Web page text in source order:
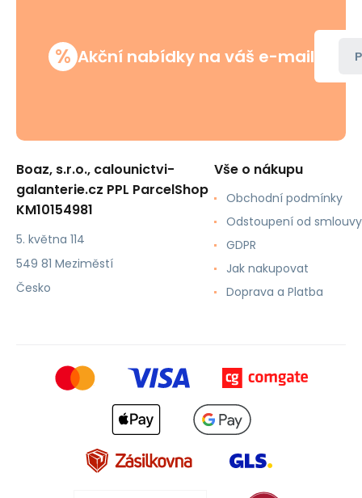
% Akční nabídky na váš e-mail
Boaz, s.r.o., calounictvi-
galanterie.cz PPL ParcelShop
KM10154981
5. května 114
549 81 Meziměstí
Česko
Vše o nákupu
Obchodní podmínky
Odstoupení od smlouvy
GDPR
Jak nakupovat
Doprava a Platba